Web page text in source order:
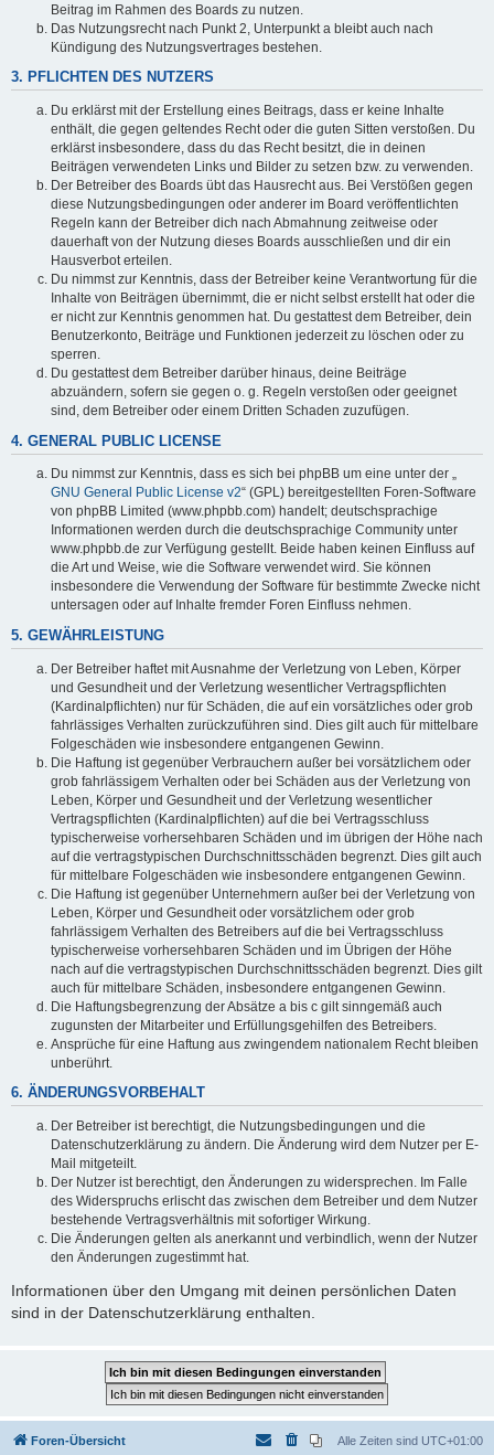
Beitrag im Rahmen des Boards zu nutzen.
Das Nutzungsrecht nach Punkt 2, Unterpunkt a bleibt auch nach
Kündigung des Nutzungsvertrages bestehen.
3. PFLICHTEN DES NUTZERS
Du erklärst mit der Erstellung eines Beitrags, dass er keine Inhalte
enthält, die gegen geltendes Recht oder die guten Sitten verstoßen. Du
erklärst insbesondere, dass du das Recht besitzt, die in deinen
Beiträgen verwendeten Links und Bilder zu setzen bzw. zu verwenden.
Der Betreiber des Boards übt das Hausrecht aus. Bei Verstößen gegen
diese Nutzungsbedingungen oder anderer im Board veröffentlichten
Regeln kann der Betreiber dich nach Abmahnung zeitweise oder
dauerhaft von der Nutzung dieses Boards ausschließen und dir ein
Hausverbot erteilen.
Du nimmst zur Kenntnis, dass der Betreiber keine Verantwortung für die
Inhalte von Beiträgen übernimmt, die er nicht selbst erstellt hat oder die
er nicht zur Kenntnis genommen hat. Du gestattest dem Betreiber, dein
Benutzerkonto, Beiträge und Funktionen jederzeit zu löschen oder zu
sperren.
Du gestattest dem Betreiber darüber hinaus, deine Beiträge
abzuändern, sofern sie gegen o. g. Regeln verstoßen oder geeignet
sind, dem Betreiber oder einem Dritten Schaden zuzufügen.
4. GENERAL PUBLIC LICENSE
Du nimmst zur Kenntnis, dass es sich bei phpBB um eine unter der „
GNU General Public License v2“ (GPL) bereitgestellten Foren-Software
von phpBB Limited (www.phpbb.com) handelt; deutschsprachige
Informationen werden durch die deutschsprachige Community unter
www.phpbb.de zur Verfügung gestellt. Beide haben keinen Einfluss auf
die Art und Weise, wie die Software verwendet wird. Sie können
insbesondere die Verwendung der Software für bestimmte Zwecke nicht
untersagen oder auf Inhalte fremder Foren Einfluss nehmen.
5. GEWÄHRLEISTUNG
Der Betreiber haftet mit Ausnahme der Verletzung von Leben, Körper
und Gesundheit und der Verletzung wesentlicher Vertragspflichten
(Kardinalpflichten) nur für Schäden, die auf ein vorsätzliches oder grob
fahrlässiges Verhalten zurückzuführen sind. Dies gilt auch für mittelbare
Folgeschäden wie insbesondere entgangenen Gewinn.
Die Haftung ist gegenüber Verbrauchern außer bei vorsätzlichem oder
grob fahrlässigem Verhalten oder bei Schäden aus der Verletzung von
Leben, Körper und Gesundheit und der Verletzung wesentlicher
Vertragspflichten (Kardinalpflichten) auf die bei Vertragsschluss
typischerweise vorhersehbaren Schäden und im übrigen der Höhe nach
auf die vertragstypischen Durchschnittsschäden begrenzt. Dies gilt auch
für mittelbare Folgeschäden wie insbesondere entgangenen Gewinn.
Die Haftung ist gegenüber Unternehmern außer bei der Verletzung von
Leben, Körper und Gesundheit oder vorsätzlichem oder grob
fahrlässigem Verhalten des Betreibers auf die bei Vertragsschluss
typischerweise vorhersehbaren Schäden und im Übrigen der Höhe
nach auf die vertragstypischen Durchschnittsschäden begrenzt. Dies gilt
auch für mittelbare Schäden, insbesondere entgangenen Gewinn.
Die Haftungsbegrenzung der Absätze a bis c gilt sinngemäß auch
zugunsten der Mitarbeiter und Erfüllungsgehilfen des Betreibers.
Ansprüche für eine Haftung aus zwingendem nationalem Recht bleiben
unberührt.
6. ÄNDERUNGSVORBEHALT
Der Betreiber ist berechtigt, die Nutzungsbedingungen und die
Datenschutzerklärung zu ändern. Die Änderung wird dem Nutzer per E-
Mail mitgeteilt.
Der Nutzer ist berechtigt, den Änderungen zu widersprechen. Im Falle
des Widerspruchs erlischt das zwischen dem Betreiber und dem Nutzer
bestehende Vertragsverhältnis mit sofortiger Wirkung.
Die Änderungen gelten als anerkannt und verbindlich, wenn der Nutzer
den Änderungen zugestimmt hat.
Informationen über den Umgang mit deinen persönlichen Daten
sind in der Datenschutzerklärung enthalten.
Foren-Übersicht Alle Zeiten sind UTC+01:00